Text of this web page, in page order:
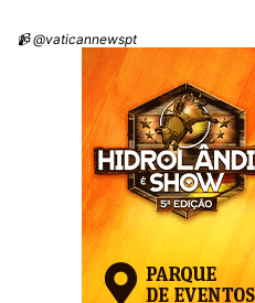
📹 @vaticannewspt